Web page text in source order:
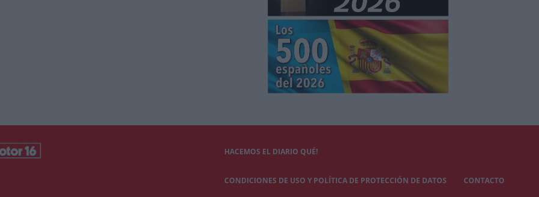
HACEMOS EL DIARIO QUÉ!
CONDICIONES DE USO Y POLÍTICA DE PROTECCIÓN DE DATOS CONTACTO